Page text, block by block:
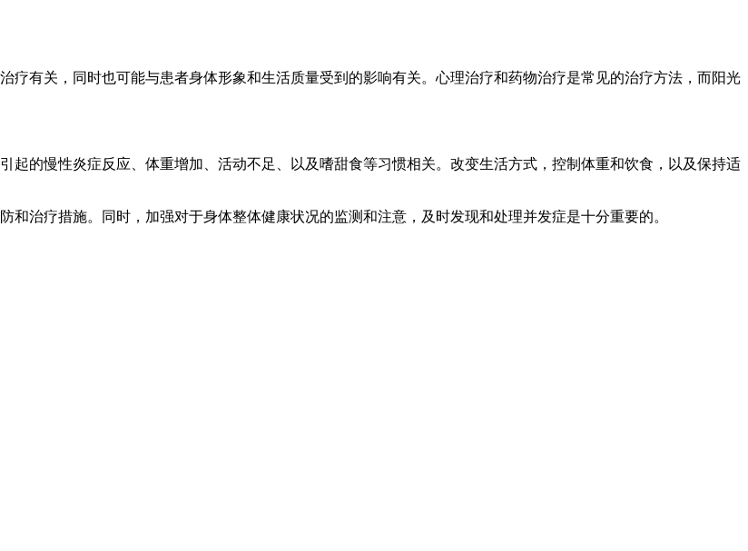
疗有关，同时也可能与患者身体形象和生活质量受到的影响有关。心理治疗和药物治疗是常见的治疗方法，而阳光
起的慢性炎症反应、体重增加、活动不足、以及嗜甜食等习惯相关。改变生活方式，控制体重和饮食，以及保持适
治疗措施。同时，加强对于身体整体健康状况的监测和注意，及时发现和处理并发症是十分重要的。